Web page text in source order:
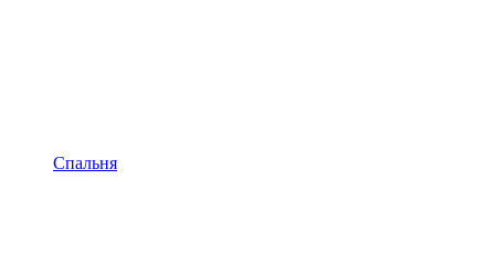
Спальня